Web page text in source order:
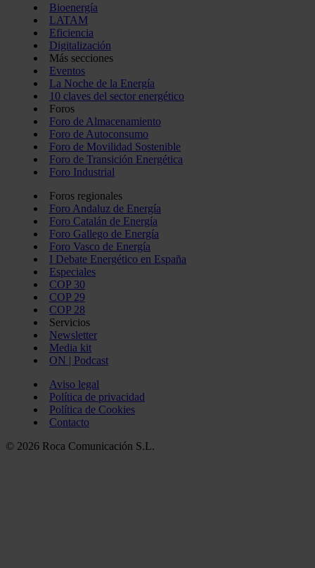
Bioenergía
LATAM
Eficiencia
Digitalización
Más secciones
Eventos
La Noche de la Energía
10 claves del sector energético
Foros
Foro de Almacenamiento
Foro de Autoconsumo
Foro de Movilidad Sostenible
Foro de Transición Energética
Foro Industrial
Foros regionales
Foro Andaluz de Energía
Foro Catalán de Energía
Foro Gallego de Energía
Foro Vasco de Energía
I Debate Energético en España
Especiales
COP 30
COP 29
COP 28
Servicios
Newsletter
Media kit
ON | Podcast
Aviso legal
Política de privacidad
Política de Cookies
Contacto
© 2026 Roca Comunicación S.L.